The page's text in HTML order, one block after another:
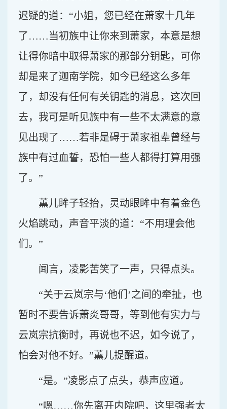
迟疑的道：“小姐，您已经在萧家十几年
了……当初族中让你来到萧家，本意是想
让得你暗中取得萧家的那部分钥匙，可你
却是来了迦南学院，如今已经这么多年
了，却没有任何有关钥匙的消息，这次回
去，我可是听见族中有一些不太满意的意
见出现了……若非是碍于萧家祖辈曾经与
族中有过血誓，恐怕一些人都得打算用强
了。”
薰儿眸子轻抬，灵动眼眸中有着金色
火焰跳动，声音平淡的道：“不用理会他
们。”
闻言，凌影苦笑了一声，只得点头。
“关于云岚宗与‘他们’之间的牵扯，也
暂时不要告诉萧炎哥哥，等到他有实力与
云岚宗抗衡时，再说也不迟，如今说了，
怕会对他不好。”薰儿提醒道。
“是。”凌影点了点头，恭声应道。
“嗯……你先离开内院吧，这里强者太